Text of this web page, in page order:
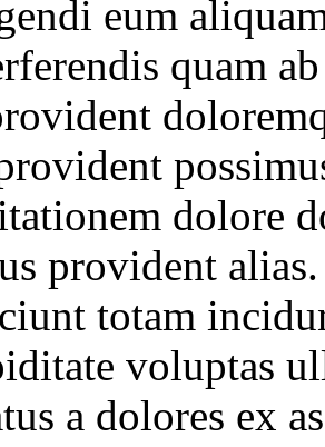
eum
quam
dolore
provident
totam
voluptas
a dolores ex